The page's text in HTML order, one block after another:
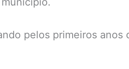
pelos primeiros anos